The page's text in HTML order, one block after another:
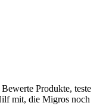
Produkte, teste
mit, die Migros noch